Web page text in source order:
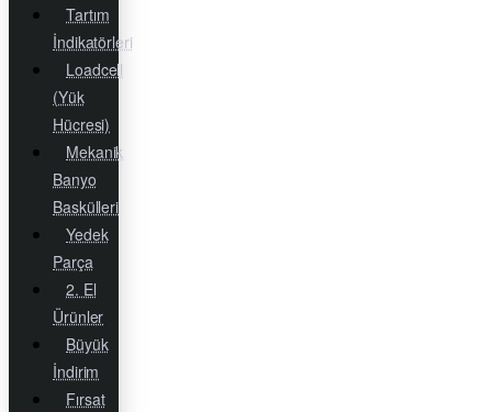
Tartım
İndikatörleri
Loadcell
(Yük
Hücresi)
Mekanik
Banyo
Baskülleri
Yedek
Parça
2. El
Ürünler
Büyük
İndirim
Fırsat